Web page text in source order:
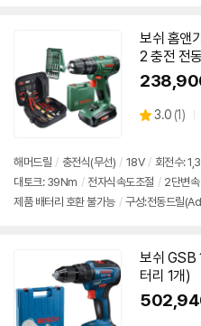
보쉬 홈앤
2 충전 전동
별
3.0 (상
뷰
1)
해머드릴 / 충전식(무선) / 18V / 회전수:
대토크: 39Nm / 전자식속도조절 / 2단변속
제품 배터리 호환 불가능 / 구성:전동드릴
보쉬 GSB
터리 1개)